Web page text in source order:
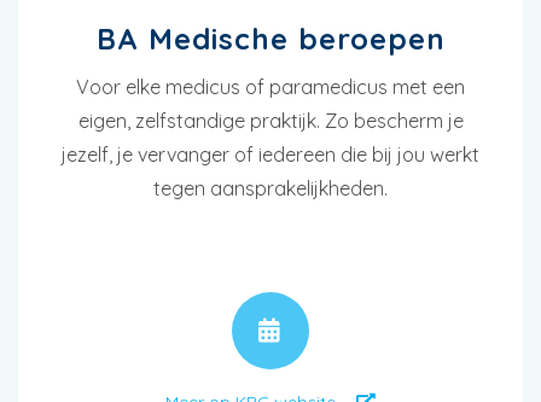
BA Medische beroepen
Voor elke medicus of paramedicus met een
eigen, zelfstandige praktijk. Zo bescherm je
jezelf, je vervanger of iedereen die bij jou werkt
tegen aansprakelijkheden.